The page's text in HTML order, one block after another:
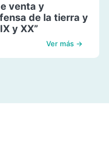
venta y
de la tierra y
y XX”
Ver más →